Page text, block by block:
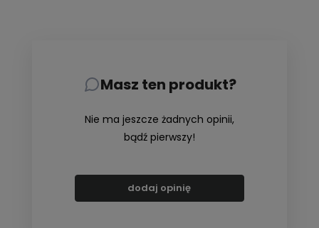
Masz ten produkt?
Nie ma jeszcze żadnych opinii,
bądź pierwszy!
dodaj opinię